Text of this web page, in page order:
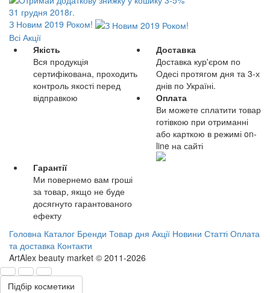
31 грудня 2018г.
З Новим 2019 Роком!
Всі Акції
Якість
Вся продукція
сертифікована, проходить
контроль якості перед
відправкою
Доставка
Доставка кур'єром по
Одесі протягом дня та 3-х
днів по Україні.
Оплата
Ви можете сплатити товар
готівкою при отриманні
або карткою в режимі on-
line на сайті
Гарантії
Ми повернемо вам гроші
за товар, якщо не буде
досягнуто гарантованого
ефекту
Головна Каталог Бренди Товар дня Акції Новини Статті Оплата
та доставка Контакти
ArtAlex beauty market © 2011-2026
Підбір косметики